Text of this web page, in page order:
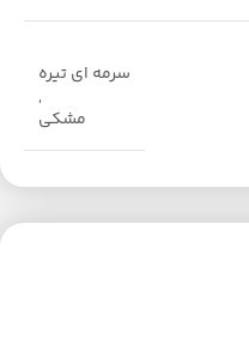
سرمه ای تیره
,
مشکی